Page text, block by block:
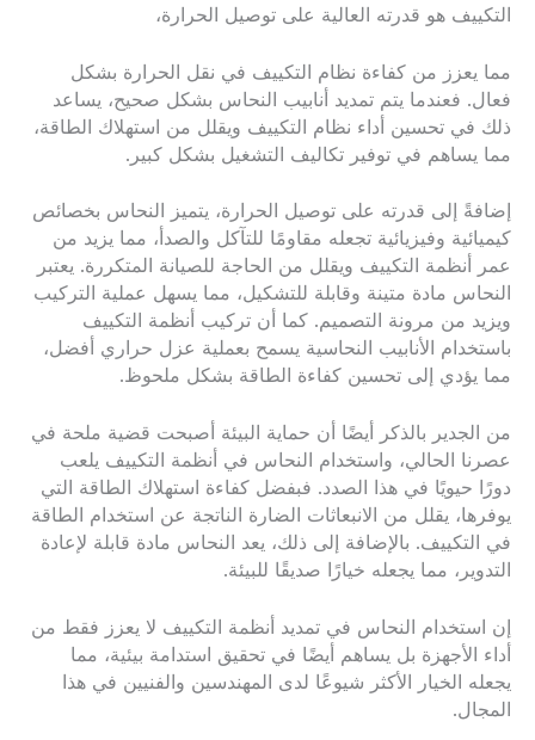
التكييف هو قدرته العالية على توصيل الحرارة،
مما يعزز من كفاءة نظام التكييف في نقل الحرارة بشكل
فعال. فعندما يتم تمديد أنابيب النحاس بشكل صحيح، يساعد
ذلك في تحسين أداء نظام التكييف ويقلل من استهلاك الطاقة،
مما يساهم في توفير تكاليف التشغيل بشكل كبير.
إضافةً إلى قدرته على توصيل الحرارة، يتميز النحاس بخصائص
كيميائية وفيزيائية تجعله مقاومًا للتآكل والصدأ، مما يزيد من
عمر أنظمة التكييف ويقلل من الحاجة للصيانة المتكررة. يعتبر
النحاس مادة متينة وقابلة للتشكيل، مما يسهل عملية التركيب
ويزيد من مرونة التصميم. كما أن تركيب أنظمة التكييف
باستخدام الأنابيب النحاسية يسمح بعملية عزل حراري أفضل،
مما يؤدي إلى تحسين كفاءة الطاقة بشكل ملحوظ.
من الجدير بالذكر أيضًا أن حماية البيئة أصبحت قضية ملحة في
عصرنا الحالي، واستخدام النحاس في أنظمة التكييف يلعب
دورًا حيويًا في هذا الصدد. فبفضل كفاءة استهلاك الطاقة التي
يوفرها، يقلل من الانبعاثات الضارة الناتجة عن استخدام الطاقة
في التكييف. بالإضافة إلى ذلك، يعد النحاس مادة قابلة لإعادة
التدوير، مما يجعله خيارًا صديقًا للبيئة.
إن استخدام النحاس في تمديد أنظمة التكييف لا يعزز فقط من
أداء الأجهزة بل يساهم أيضًا في تحقيق استدامة بيئية، مما
يجعله الخيار الأكثر شيوعًا لدى المهندسين والفنيين في هذا
المجال.